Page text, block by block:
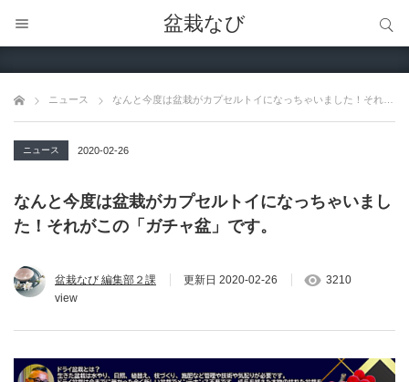
盆栽なび
ニュース なんと今度は盆栽がカプセルトイになっちゃいました！それがこの「ガチャ盆」です。
ニュース 2020-02-26
なんと今度は盆栽がカプセルトイになっちゃいまし
た！それがこの「ガチャ盆」です。
盆栽なび 編集部２課 更新日 2020-02-26
3210
view
サイト内検索